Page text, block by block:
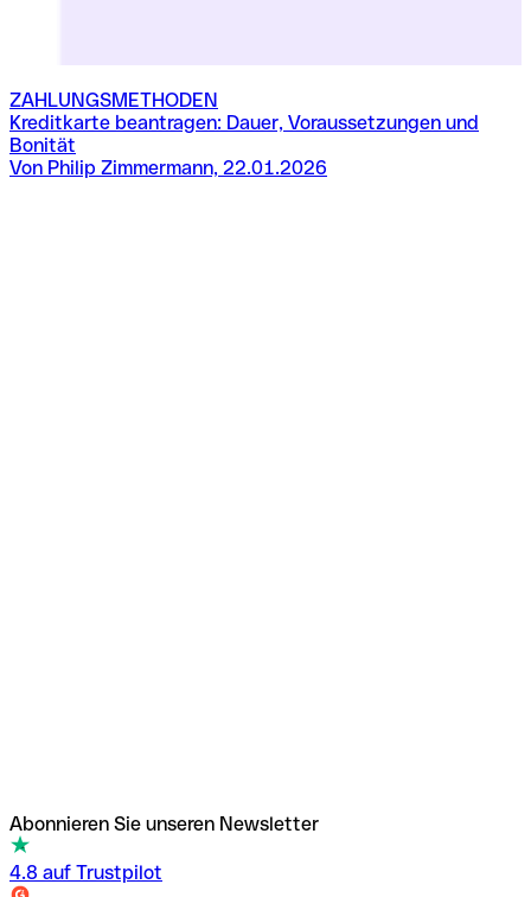
ZAHLUNGSMETHODEN
Kreditkarte beantragen: Dauer, Voraussetzungen und
Bonität
Von Philip Zimmermann, 22.01.2026
Abonnieren Sie unseren Newsletter
4.8 auf Trustpilot